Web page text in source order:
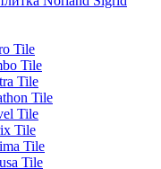
Tile
Tile
Tile
Tile
Tile
Tile
Tile
Tile